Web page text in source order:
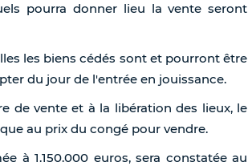
pourra donner lieu la vente seront
les biens cédés sont et pourront être
du jour de l'entrée en jouissance.
de vente et à la libération des lieux, le
au prix du congé pour vendre.
à 1.150.000 euros, sera constatée au